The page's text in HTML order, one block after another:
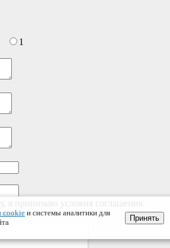
1
я принимаю условия соглашения.
cookie и системы аналитики для
Принять